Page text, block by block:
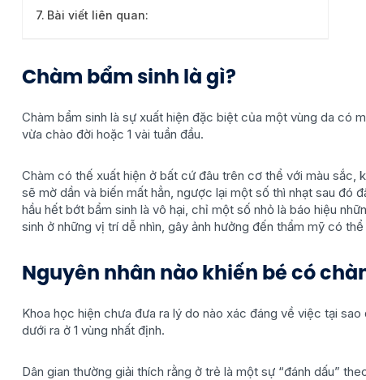
Bài viết liên quan:
Chàm bẩm sinh là gì?
Chàm bẩm sinh là sự xuất hiện đặc biệt của một vùng da có
vừa chào đời hoặc 1 vài tuần đầu.
Chàm có thế xuất hiện ở bất cứ đâu trên cơ thể với màu
sẽ mờ dần và biến mất hẳn, ngược lại một số thì nhạt sau đó
hầu hết bớt bẩm sinh là vô hại, chỉ một số nhỏ là báo hiệu
sinh ở những vị trí dễ nhìn, gây ảnh hưởng đến thẩm mỹ có
Nguyên nhân nào khiến bé có
Khoa học hiện chưa đưa ra lý do nào xác đáng về việc tại
dưới ra ở 1 vùng nhất định.
Dân gian thường giải thích rằng ở trẻ là một sự “đánh dấu”